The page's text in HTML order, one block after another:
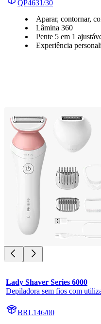
QP4631/30
Aparar, contornar,
Lâmina 360
Pente 5 em 1
Experiência
Lady Shaver Series 6000
Depiladora sem fios com
BRL146/00